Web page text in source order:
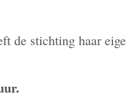
de stichting haar